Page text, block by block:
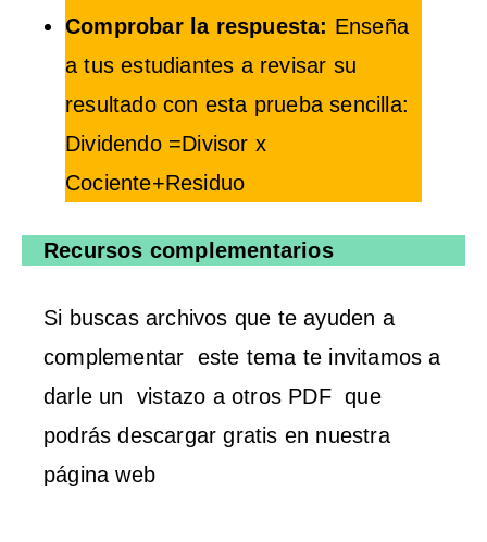
Comprobar la respuesta: Enseña
a tus estudiantes a revisar su
resultado con esta prueba sencilla:
Dividendo =Divisor x
Cociente+Residuo
Recursos complementarios
Si buscas archivos que te ayuden a
complementar este tema te invitamos a
darle un vistazo a otros PDF que
podrás descargar gratis en nuestra
página web